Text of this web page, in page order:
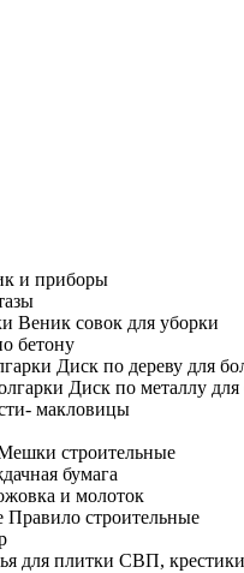
и приборы
Веник совок для уборки
бетону
Диск по дереву для
Диск по металлу для
макловицы
строительные
бумага
и молоток
Правило строительные
СВП,